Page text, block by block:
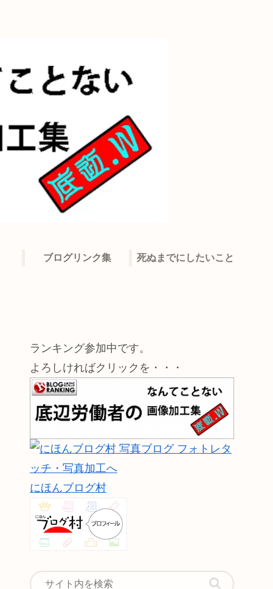
ブログリンク集 死ぬまでにしたいこと
ランキング参加中です。
よろしければクリックを・・・
にほんブログ村